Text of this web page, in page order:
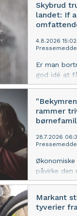
Skybrud
landet: If
4.8.2026
Er man
god idé at
en nabo til
rammer
28.7.2026
påvirke den
vurderingen
Markant
tyverier